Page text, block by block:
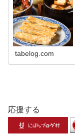
tabelog.com
応援する